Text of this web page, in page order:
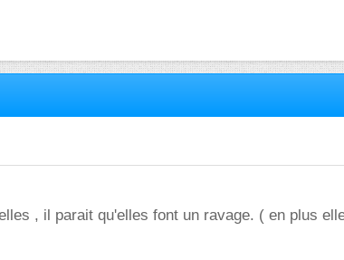
, il parait qu'elles font un ravage. ( en plus